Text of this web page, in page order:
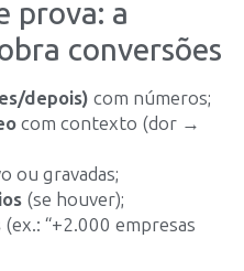
prova: a
conversões
depois) com números;
com contexto (dor →
ou gravadas;
(se houver);
(ex.: “+2.000 empresas